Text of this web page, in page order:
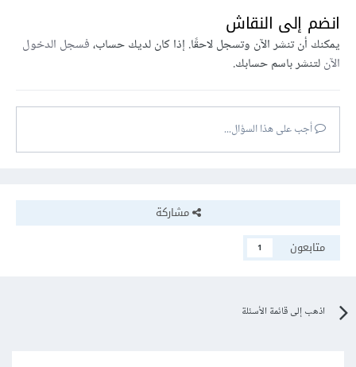
انضم إلى النقاش
يمكنك أن تنشر الآن وتسجل لاحقًا. إذا كان لديك حساب،فسجل الدخول
الآنلتنشر باسم حسابك.
أجب على هذا السؤال...
مشاركة
متابعون
1
اذهب إلى قائمة الأسئلة